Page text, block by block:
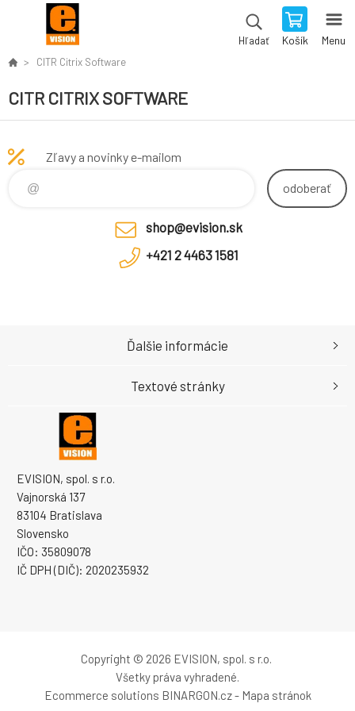
Hľadať Košík Menu
CITR Citrix Software
CITR CITRIX SOFTWARE
Zľavy a novinky e-mailom
odoberať
shop@evision.sk
+421 2 4463 1581
EVISION, spol. s r.o.
Vajnorská 137
83104 Bratislava
Slovensko
IČO: 35809078
IČ DPH (DIČ): 2020235932
Ďalšie informácie
Textové stránky
Copyright © 2026 EVISION, spol. s r.o.
Všetky práva vyhradené.
Ecommerce solutions BINARGON.cz- Mapa stránok